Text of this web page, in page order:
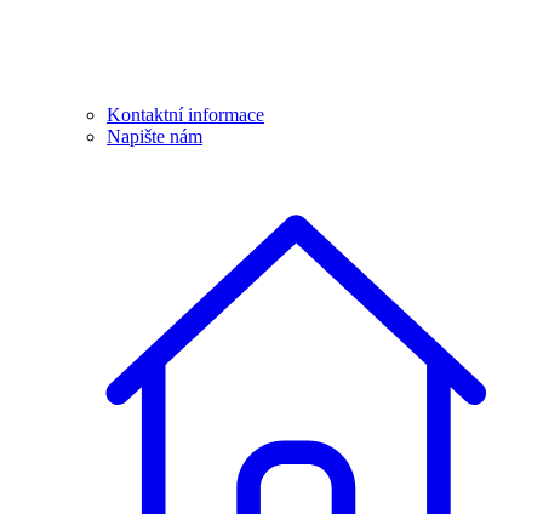
Kontaktní informace
Napište nám